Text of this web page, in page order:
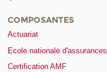
COMPOSANTES
Actuariat
Ecole nationale d'assurances
Certification AMF